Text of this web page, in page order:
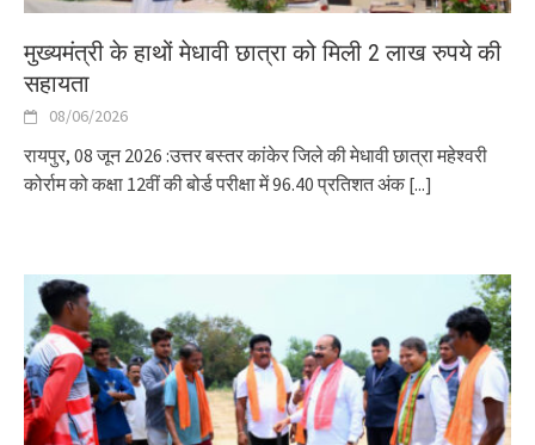
मुख्यमंत्री के हाथों मेधावी छात्रा को मिली 2 लाख रुपये की
सहायता
08/06/2026
रायपुर, 08 जून 2026 :उत्तर बस्तर कांकेर जिले की मेधावी छात्रा महेश्वरी
कोर्राम को कक्षा 12वीं की बोर्ड परीक्षा में 96.40 प्रतिशत अंक [...]